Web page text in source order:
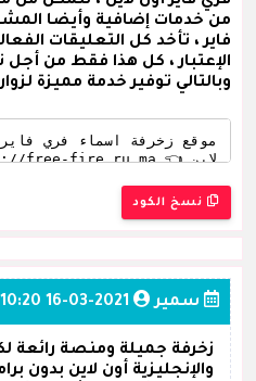
من خدمات إضافية وأيضا
فاير ، تأخد كل التعليقات
الإعتبار ، كل هذا فقط من أجل
وبالتالي توفير خدمة مميزة
نسخ الكود
سمير 2021-03-16 23:10:20
زخرفة جميلة ومنصة رائعة
والإنجليزية أون لاين بدون